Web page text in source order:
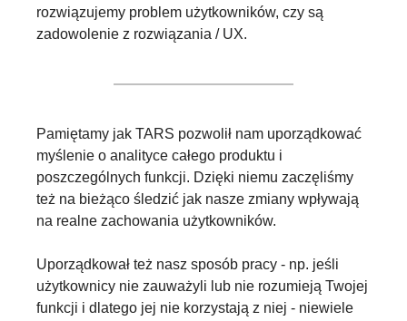
rozwiązujemy problem użytkowników, czy są
zadowolenie z rozwiązania / UX.
Pamiętamy jak TARS pozwolił nam uporządkować
myślenie o analityce całego produktu i
poszczególnych funkcji. Dzięki niemu zaczęliśmy
też na bieżąco śledzić jak nasze zmiany wpływają
na realne zachowania użytkowników.
Uporządkował też nasz sposób pracy - np. jeśli
użytkownicy nie zauważyli lub nie rozumieją Twojej
funkcji i dlatego jej nie korzystają z niej - niewiele